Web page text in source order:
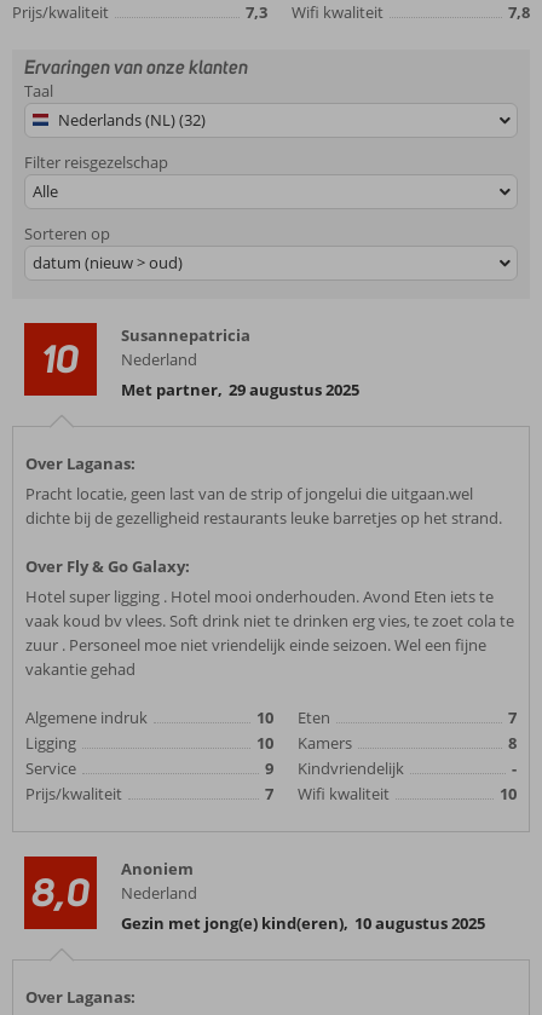
Prijs/kwaliteit
7,3
Wifi kwaliteit
7,8
Ervaringen van onze klanten
Taal
Nederlands (NL) (32)
Filter reisgezelschap
Alle
Sorteren op
datum (nieuw > oud)
10
Susannepatricia
Nederland
Met partner, 29 augustus 2025
Over Laganas:
Pracht locatie, geen last van de strip of jongelui die uitgaan.wel
dichte bij de gezelligheid restaurants leuke barretjes op het strand.
Over Fly & Go Galaxy:
Hotel super ligging . Hotel mooi onderhouden. Avond Eten iets te
vaak koud bv vlees. Soft drink niet te drinken erg vies, te zoet cola te
zuur . Personeel moe niet vriendelijk einde seizoen. Wel een fijne
vakantie gehad
Algemene indruk
10
Ligging
10
Service
9
Prijs/kwaliteit
7
Eten
7
Kamers
8
Kindvriendelijk
-
Wifi kwaliteit
10
8,0
Anoniem
Nederland
Gezin met jong(e) kind(eren), 10 augustus 2025
Over Laganas: